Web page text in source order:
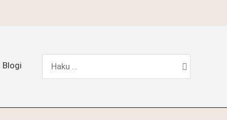
Blogi